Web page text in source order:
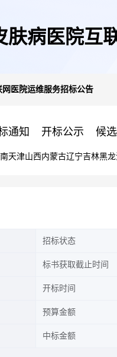
肤病医院互
医院运维服务招标公告
通知 开标公示 候
天津山西内蒙古辽宁吉林黑龙
招标状态
标书获取截止时间
开标时间
预算金额
中标金额